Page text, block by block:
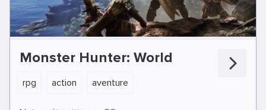
Monster Hunter: World
rpg action aventure